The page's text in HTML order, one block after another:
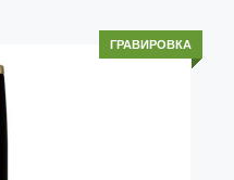
ГРАВИРОВКА